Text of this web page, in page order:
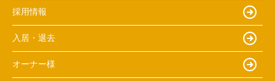
採用情報
入居・退去
オーナー様